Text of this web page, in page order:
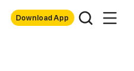
Download App